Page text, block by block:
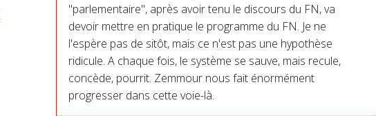
"parlementaire", après avoir tenu le discours du FN, va
devoir mettre en pratique le programme du FN. Je ne
l'espère pas de sitôt, mais ce n'est pas une hypothèse
ridicule. A chaque fois, le système se sauve, mais recule,
concède, pourrit. Zemmour nous fait énormément
progresser dans cette voie-là.